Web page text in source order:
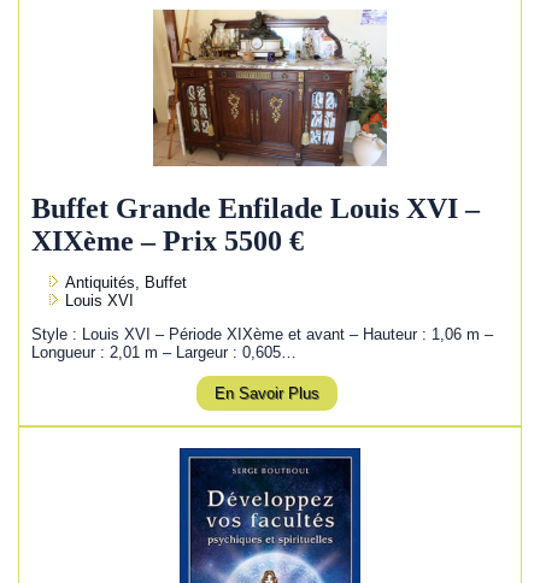
Buffet Grande Enfilade Louis XVI –
XIXème – Prix 5500 €
Antiquités, Buffet
Louis XVI
Style : Louis XVI – Période XIXème et avant – Hauteur : 1,06 m –
Longueur : 2,01 m – Largeur : 0,605…
En Savoir Plus